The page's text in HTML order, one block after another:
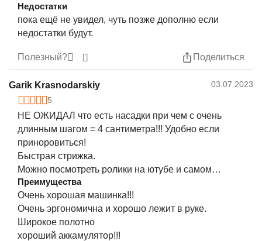
Недостатки
пока ещё не увидел, чуть позже дополню если
недостатки будут.
Полезный? Поделиться
Garik Krasnodarskiy
03.07.2023
5
НЕ ОЖИДАЛ что есть насадки при чем с очень
длинным шагом = 4 сантиметра!!! Удобно если
приноровиться!
Быстрая стрижка.
Можно посмотреть ролики на ютубе и самому
стричь.
Преимущества
Очень хорошая машинка!!!
Очень эргономична и хорошо лежит в руке.
Широкое полотно
хороший аккамулятор!!!